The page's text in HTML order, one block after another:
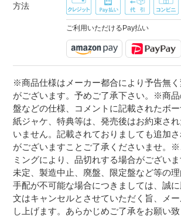
方法
ご利用いただけるPay払い
※商品仕様はメーカー都合により予告無
がございます。予めご了承下さい。※商
盤などの仕様、コメントに記載されたボー
紙ジャケ、特典等は、発売後はお約束さ
いません。記載されておりましても追加
がございますことご了承くださいませ。
ミングにより、品切れする場合がござい
未定、製造中止、廃盤、限定盤など等の
手配が不可能な場合につきましては、誠
文はキャンセルとさせていただく旨、メ
し上げます。あらかじめご了承をお願い致